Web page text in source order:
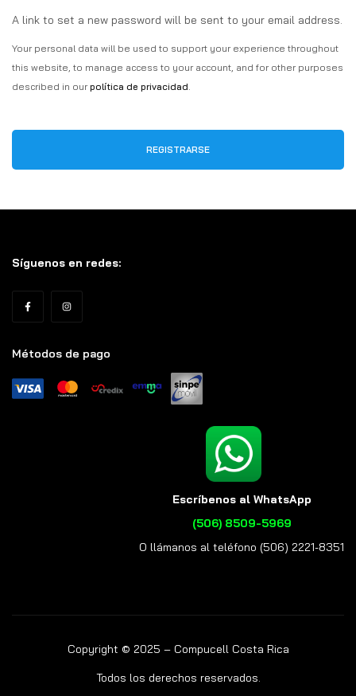
A link to set a new password will be sent to your email address.
Your personal data will be used to support your experience throughout
this website, to manage access to your account, and for other purposes
described in our política de privacidad.
REGISTRARSE
Síguenos en redes:
Métodos de pago
Escríbenos al WhatsApp
(506) 8509-5969
O llámanos al teléfono (506) 2221-8351
Copyright © 2025 – Compucell Costa Rica
Todos los derechos reservados.